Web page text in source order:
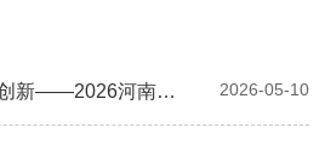
聚焦多元共生 共探零售创新——2026河南零售创新大会暨第二届郑州自有品牌供应链大会圆满落幕 2026-05-10